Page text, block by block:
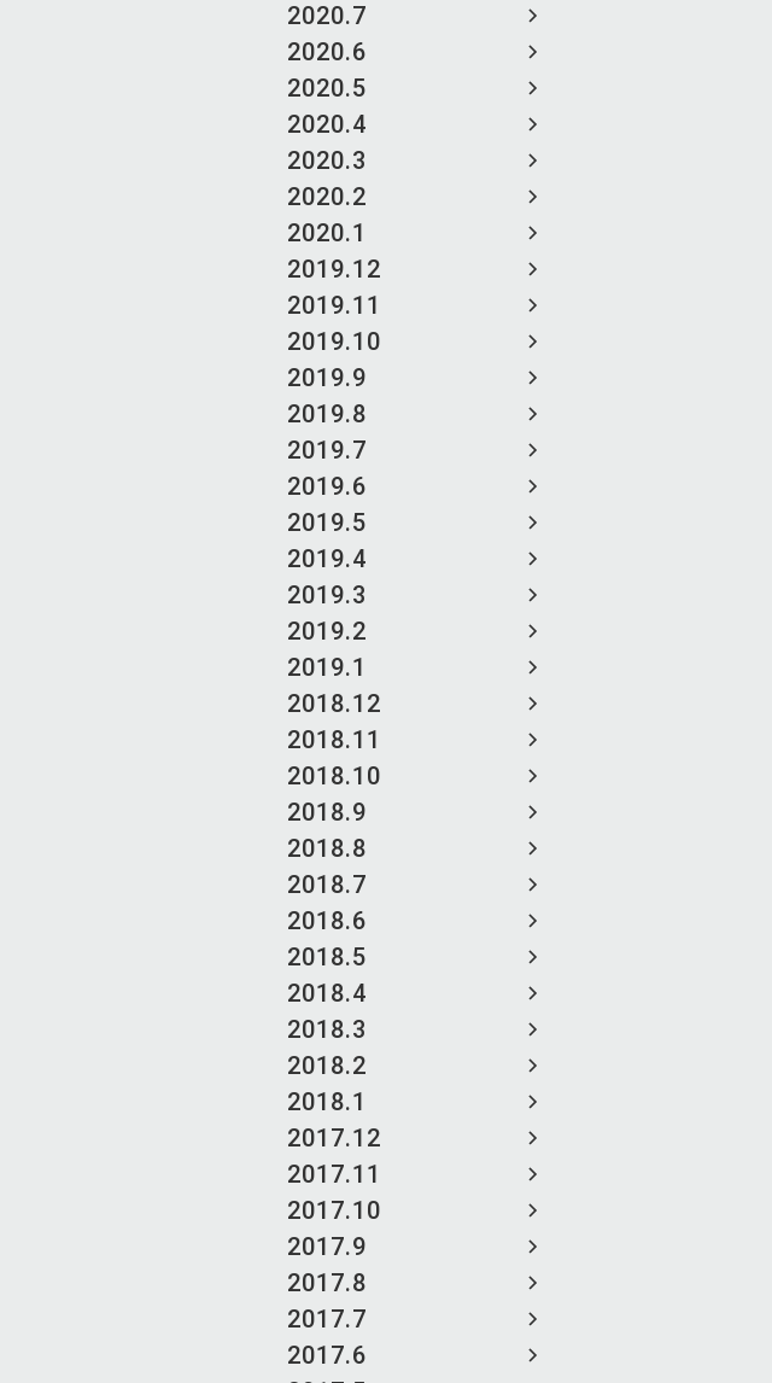
2020.7
2020.6
2020.5
2020.4
2020.3
2020.2
2020.1
2019.12
2019.11
2019.10
2019.9
2019.8
2019.7
2019.6
2019.5
2019.4
2019.3
2019.2
2019.1
2018.12
2018.11
2018.10
2018.9
2018.8
2018.7
2018.6
2018.5
2018.4
2018.3
2018.2
2018.1
2017.12
2017.11
2017.10
2017.9
2017.8
2017.7
2017.6